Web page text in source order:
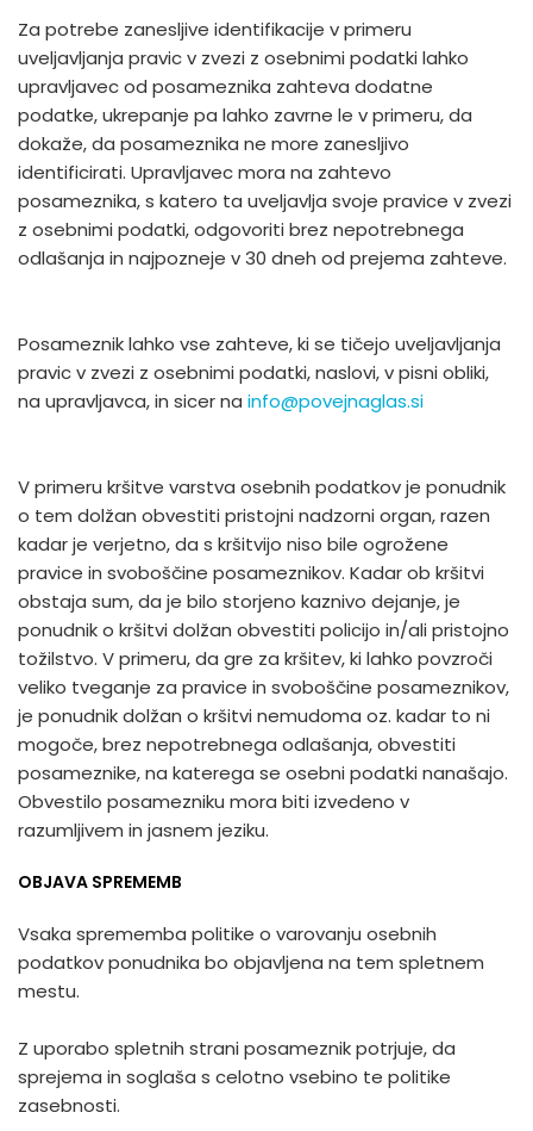
Za potrebe zanesljive identifikacije v primeru
uveljavljanja pravic v zvezi z osebnimi podatki lahko
upravljavec od posameznika zahteva dodatne
podatke, ukrepanje pa lahko zavrne le v primeru, da
dokaže, da posameznika ne more zanesljivo
identificirati. Upravljavec mora na zahtevo
posameznika, s katero ta uveljavlja svoje pravice v zvezi
z osebnimi podatki, odgovoriti brez nepotrebnega
odlašanja in najpozneje v 30 dneh od prejema zahteve.
Posameznik lahko vse zahteve, ki se tičejo uveljavljanja
pravic v zvezi z osebnimi podatki, naslovi, v pisni obliki,
na upravljavca, in sicer na info@povejnaglas.si
V primeru kršitve varstva osebnih podatkov je ponudnik
o tem dolžan obvestiti pristojni nadzorni organ, razen
kadar je verjetno, da s kršitvijo niso bile ogrožene
pravice in svoboščine posameznikov. Kadar ob kršitvi
obstaja sum, da je bilo storjeno kaznivo dejanje, je
ponudnik o kršitvi dolžan obvestiti policijo in/ali pristojno
tožilstvo. V primeru, da gre za kršitev, ki lahko povzroči
veliko tveganje za pravice in svoboščine posameznikov,
je ponudnik dolžan o kršitvi nemudoma oz. kadar to ni
mogoče, brez nepotrebnega odlašanja, obvestiti
posameznike, na katerega se osebni podatki nanašajo.
Obvestilo posamezniku mora biti izvedeno v
razumljivem in jasnem jeziku.
OBJAVA SPREMEMB
Vsaka sprememba politike o varovanju osebnih
podatkov ponudnika bo objavljena na tem spletnem
mestu.
Z uporabo spletnih strani posameznik potrjuje, da
sprejema in soglaša s celotno vsebino te politike
zasebnosti.